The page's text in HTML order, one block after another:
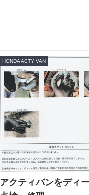
HONDA ACTY VAN
アクティバンをディ